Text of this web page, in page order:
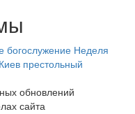
богослужение Неделя
Киев престольный
обновлений
сайта